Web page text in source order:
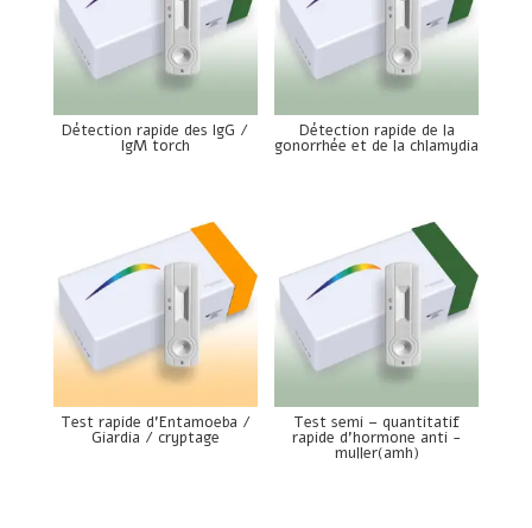
Détection rapide des IgG /
IgM torch
Détection rapide de la
gonorrhée et de la chlamydia
Test rapide d’Entamoeba /
Giardia / cryptage
Test semi – quantitatif
rapide d’hormone anti -
muller(amh)